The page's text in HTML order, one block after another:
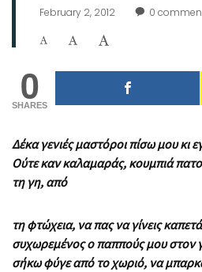
February 2, 2012 0
0
SHARES
Δέκα γενιές μαστόροι πίσω μου κι
Ούτε καν καλαμαράς, κουμπιά
τη γη, από
τη φτώχεια, να πας να γίνεις
συχωρεμένος ο παππούς μου στον
σήκω φύγε από το χωριό, να